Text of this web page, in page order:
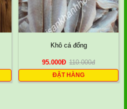
Khô cá đổng
95.000Đ 110.000đ
ĐẶT HÀNG